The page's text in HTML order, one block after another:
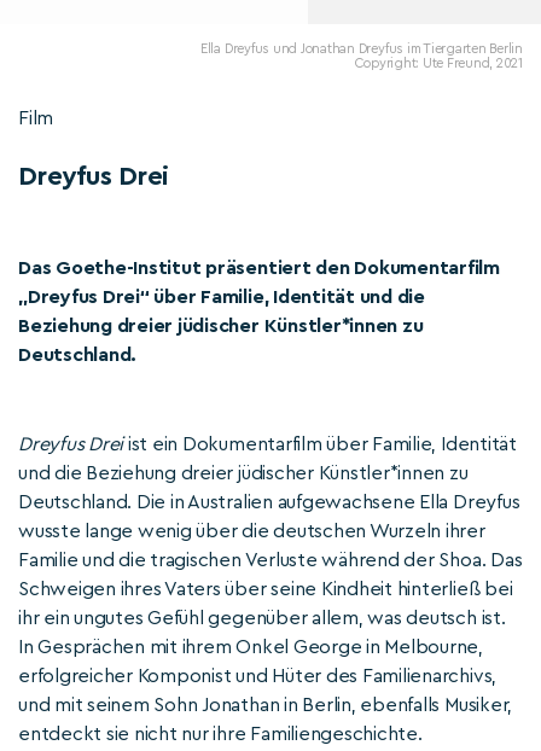
Ella Dreyfus und Jonathan Dreyfus im Tiergarten Berlin
Copyright: Ute Freund, 2021
Film
Dreyfus Drei
Das Goethe-Institut präsentiert den Dokumentarfilm
„Dreyfus Drei“ über Familie, Identität und die
Beziehung dreier jüdischer Künstler*innen zu
Deutschland.
Dreyfus Dreiist ein Dokumentarfilm über Familie, Identität
und die Beziehung dreier jüdischer Künstler*innen zu
Deutschland. Die in Australien aufgewachsene Ella Dreyfus
wusste lange wenig über die deutschen Wurzeln ihrer
Familie und die tragischen Verluste während der Shoa. Das
Schweigen ihres Vaters über seine Kindheit hinterließ bei
ihr ein ungutes Gefühl gegenüber allem, was deutsch ist.
In Gesprächen mit ihrem Onkel George in Melbourne,
erfolgreicher Komponist und Hüter des Familienarchivs,
und mit seinem Sohn Jonathan in Berlin, ebenfalls Musiker,
entdeckt sie nicht nur ihre Familiengeschichte.